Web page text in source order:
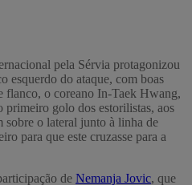
pela Sérvia protagonizou
esquerdo do ataque, com boas
flanco, o coreano In-Taek Hwang,
primeiro golo dos estorilistas, aos
sobre o lateral junto à linha de
para que este cruzasse para a
de Nemanja Jovic, que